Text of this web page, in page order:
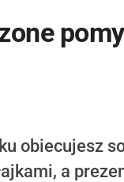
obiecujesz
a